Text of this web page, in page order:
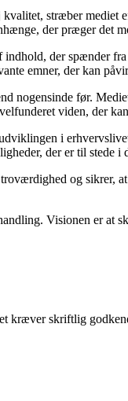
stræber mediet
der præger det
der spænder
emner, der kan
nogensinde før.
viden, der
i
der er til stede i
og sikrer,
Visionen er at
kræver skriftlig